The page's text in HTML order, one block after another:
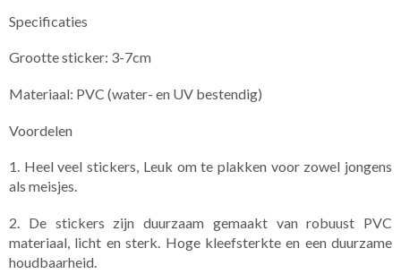
Specificaties
Grootte sticker: 3-7cm
Materiaal: PVC (water- en UV bestendig)
Voordelen
1. Heel veel stickers, Leuk om te plakken voor zowel jongens
als meisjes.
2. De stickers zijn duurzaam gemaakt van robuust PVC
materiaal, licht en sterk. Hoge kleefsterkte en een duurzame
houdbaarheid.